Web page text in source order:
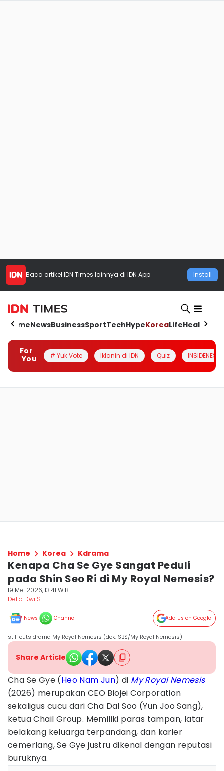
Baca artikel IDN Times lainnya di IDN App Install
HomeNewsBusinessSportTechHypeKoreaLifeHealth
For
You
# Yuk Vote Iklanin di IDN Quiz INSIDENESIA
Home Korea Kdrama
Kenapa Cha Se Gye Sangat Peduli
pada Shin Seo Ri di My Royal Nemesis?
19 Mei 2026, 13:41 WIB
Della Dwi S
News Channel Add Us on Google
still cuts drama My Royal Nemesis (dok. SBS/My Royal Nemesis)
Share Article
Cha Se Gye (Heo Nam Jun) di My Royal Nemesis
(2026) merupakan CEO Biojei Corporation
sekaligus cucu dari Cha Dal Soo (Yun Joo Sang),
ketua Chail Group. Memiliki paras tampan, latar
belakang keluarga terpandang, dan karier
cemerlang, Se Gye justru dikenal dengan reputasi
buruknya.